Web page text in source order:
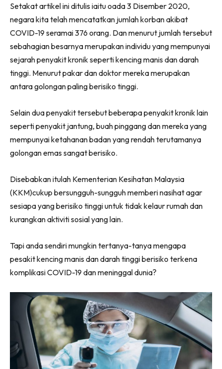
(Twitter)
Setakat artikel ini ditulis iaitu oada 3 Disember 2020,
negara kita telah mencatatkan jumlah korban akibat
COVID-19 seramai 376 orang. Dan menurut jumlah tersebut
sebahagian besarnya merupakan individu yang mempunyai
sejarah penyakit kronik seperti kencing manis dan darah
tinggi. Menurut pakar dan doktor mereka merupakan
antara golongan paling berisiko tinggi.
Selain dua penyakit tersebut beberapa penyakit kronik lain
seperti penyakit jantung, buah pinggang dan mereka yang
mempunyai ketahanan badan yang rendah terutamanya
golongan emas sangat berisiko.
Disebabkan itulah Kementerian Kesihatan Malaysia
(KKM)cukup bersungguh-sungguh memberi nasihat agar
sesiapa yang berisiko tinggi untuk tidak kelaur rumah dan
kurangkan aktiviti sosial yang lain.
Tapi anda sendiri mungkin tertanya-tanya mengapa
pesakit kencing manis dan darah tinggi berisiko terkena
komplikasi COVID-19 dan meninggal dunia?